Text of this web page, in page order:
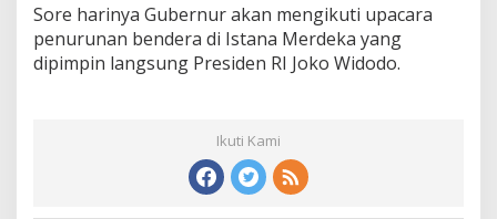
Sore harinya Gubernur akan mengikuti upacara
penurunan bendera di Istana Merdeka yang
dipimpin langsung Presiden RI Joko Widodo.
Ikuti Kami